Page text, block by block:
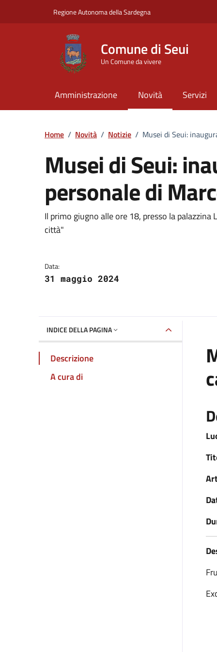
Regione Autonoma della Sardegna
Comune di Seui
Un Comune da vivere
Amministrazione Novità Servizi
Home / Novità / Notizie / Musei di Seui:
Musei di Seui:
personale di
Dettagli della notizia
Il primo giugno alle ore 18, presso la
città"
Data:
31 maggio 2024
INDICE DELLA PAGINA
Descrizione
A cura di